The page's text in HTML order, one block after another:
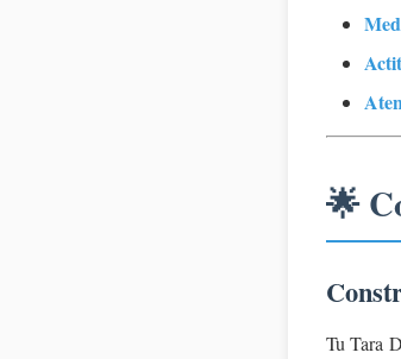
🌟
Tu Tara